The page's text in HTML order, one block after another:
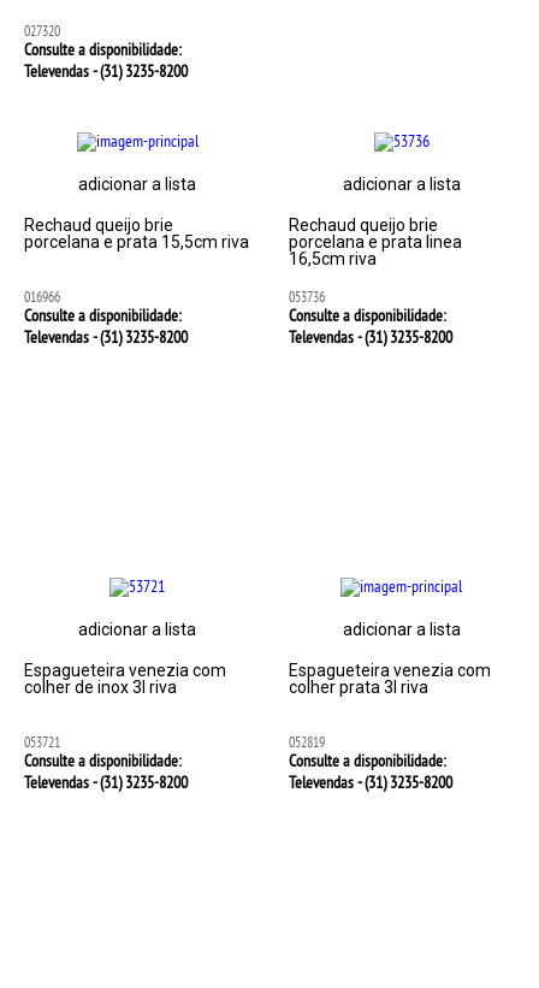
027320
Consulte a disponibilidade:
Televendas - (31)3235-8200
adicionar a lista
Rechaud queijo brie
porcelana e prata 15,5cm riva
016966
Consulte a disponibilidade:
Televendas - (31)3235-8200
adicionar a lista
Rechaud queijo brie
porcelana e prata linea
16,5cm riva
053736
Consulte a disponibilidade:
Televendas - (31)3235-8200
adicionar a lista
Espagueteira venezia com
colher de inox 3l riva
053721
Consulte a disponibilidade:
Televendas - (31)3235-8200
adicionar a lista
Espagueteira venezia com
colher prata 3l riva
052819
Consulte a disponibilidade:
Televendas - (31)3235-8200